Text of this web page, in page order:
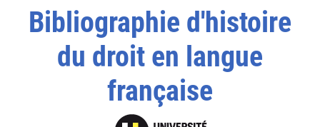
Bibliographie d'histoire
du droit en langue
française